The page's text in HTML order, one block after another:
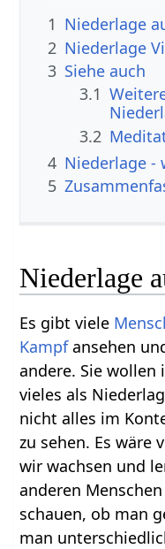
1 Niederlage
2
3 Siehe auch
3.1
3.2
4
5
Niederlage
Es gibt viele
Kampfansehen
andere. Sie
vieles als
nicht alles im
zu sehen. Es wäre
wir wachsen und
anderen
schauen, ob man
man